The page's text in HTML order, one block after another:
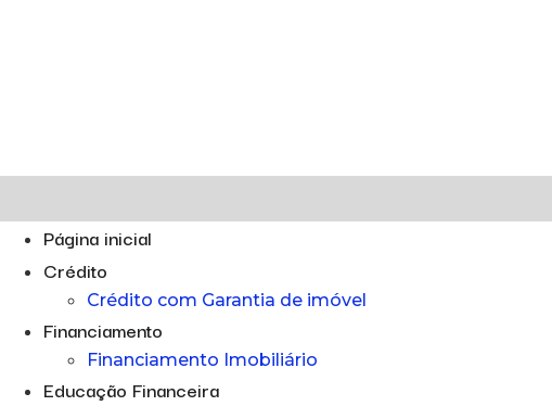
Página inicial
Crédito
Crédito com Garantia de imóvel
Financiamento
Financiamento Imobiliário
Educação Financeira